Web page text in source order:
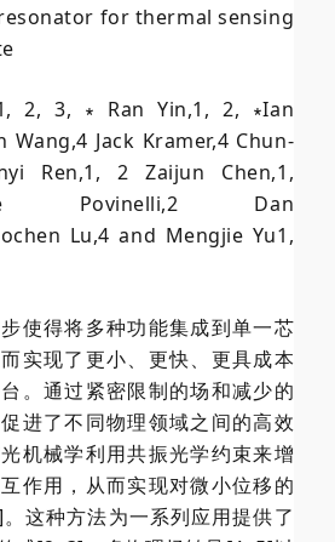
for thermal sensing
2, 3, ∗ Ran Yin,1, 2, ∗Ian
Wang,4 Jack Kramer,4 Chun-
Ren,1, 2Zaijun Chen,1,
Povinelli,2 Dan
Lu,4and Mengjie Yu1,
使得将多种功能集成到单一芯
实现了更小、更快、更具成本
。通过紧密限制的场和减少的
进了不同物理领域之间的高效
机械学利用共振光学约束来增
作用，从而实现对微小位移的
这种方法为一系列应用提供了